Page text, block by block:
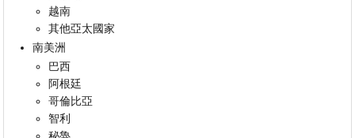
越南
其他亞太國家
南美洲
巴西
阿根廷
哥倫比亞
智利